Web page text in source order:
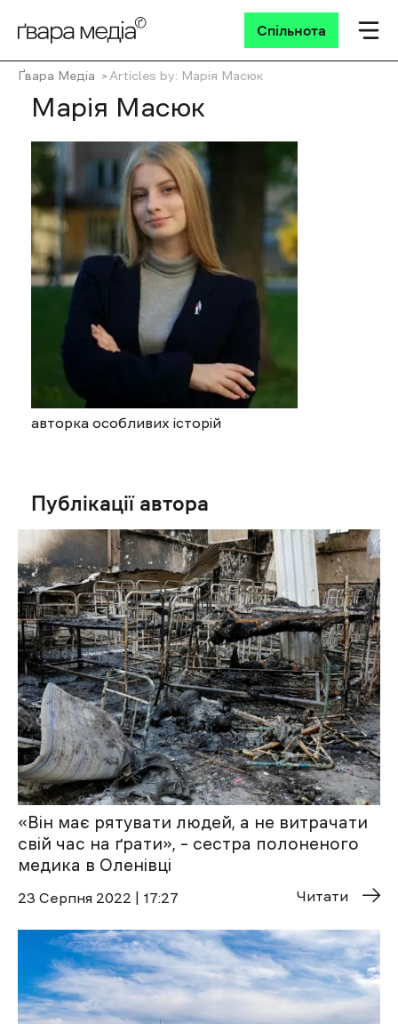
Спільнота
Ґвара Медіа Articles by: Марія Масюк
Марія Масюк
авторка особливих історій
Публікації автора
«Він має рятувати людей, а не витрачати
свій час на ґрати», – сестра полоненого
медика в Оленівці
23 Cерпня 2022 | 17:27 Читати